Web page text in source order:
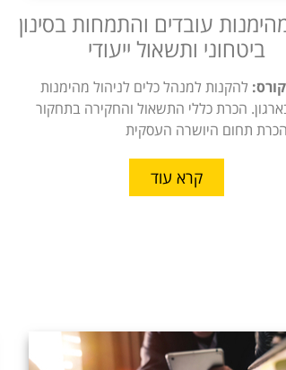
עובדים והתמחות בסינון
ביטחוני ותשאול ייעודי
להקנות למנהל כלים לניהול מהימנות
הכרת כללי התשאול והחקירה בתחקור
תחום היושרה העסקית
קרא עוד